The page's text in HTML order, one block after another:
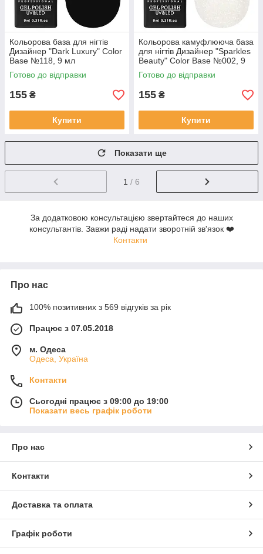
Кольорова база для нігтів
Дизайнер "Dark Luxury" Color
Base №118, 9 мл
Готово до відправки
155 ₴
Купити
Кольорова камуфлююча база
для нігтів Дизайнер "Sparkles
Beauty" Color Base №002, 9
мл
Готово до відправки
155 ₴
Купити
Показати ще
1 / 6
За додатковою консультацією звертайтеся до наших
консультантів. Завжи раді надати зворотній зв'язок ❤️
Контакти
Про нас
100% позитивних з 569 відгуків за рік
Працює з 07.05.2018
м. Одеса
Одеса, Україна
Контакти
Сьогодні працює з 09:00 до 19:00
Показати весь графік роботи
Про нас
Контакти
Доставка та оплата
Графік роботи